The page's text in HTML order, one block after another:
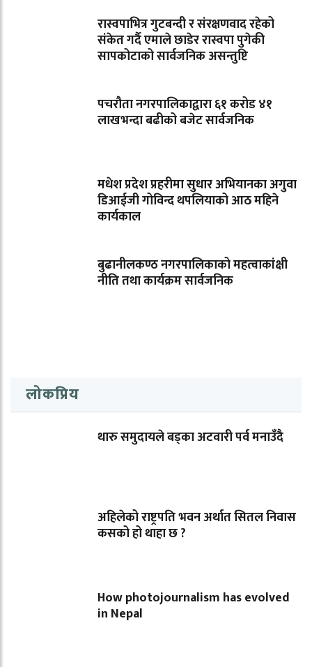
रास्वपाभित्र गुटबन्दी र संरक्षणवाद रहेको
संकेत गर्दै एमाले छाडेर रास्वपा पुगेकी
सापकोटाको सार्वजनिक असन्तुष्टि
पचरौता नगरपालिकाद्वारा ६१ करोड ४१
लाखभन्दा बढीको बजेट सार्वजनिक
मधेश प्रदेश प्रहरीमा सुधार अभियानका अगुवा
डिआईजी गोविन्द थपलियाको आठ महिने
कार्यकाल
बुढानीलकण्ठ नगरपालिकाको महत्वाकांक्षी
नीति तथा कार्यक्रम सार्वजनिक
लोकप्रिय
थारु समुदायले बड्का अटवारी पर्व मनाउँदै
अहिलेको राष्ट्रपति भवन अर्थात सितल निवास
कसको हो थाहा छ ?
How photojournalism has evolved
in Nepal